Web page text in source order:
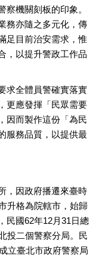
察機關刻板的印象。
務亦隨之多元化，傳
足目前治安需求，惟
，以提升警政工作品
求全體員警確實落實
更應發揮「民眾需要
因而製作這份「為民
服務品質，以提供最
，因政府播遷來臺時
升格為院轄市，始歸
民國62年12月31日總
投二個警察分局。民
立臺北市政府警察局